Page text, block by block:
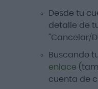
Desde tu
detalle de
"Cancelar/
Buscando
enlace
cuenta de